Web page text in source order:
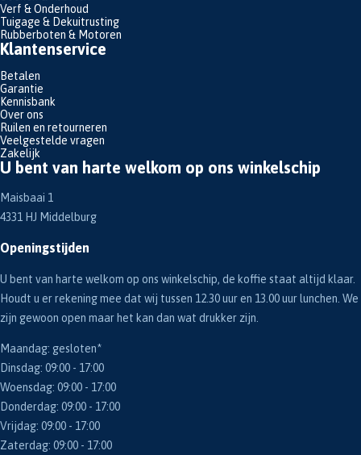
Verf & Onderhoud
Tuigage & Dekuitrusting
Rubberboten & Motoren
Klantenservice
Betalen
Garantie
Kennisbank
Over ons
Ruilen en retourneren
Veelgestelde vragen
Zakelijk
U bent van harte welkom op ons winkelschip
Maisbaai 1
4331 HJ Middelburg
Openingstijden
U bent van harte welkom op ons winkelschip, de koffie staat altijd klaar.
Houdt u er rekening mee dat wij tussen 12.30 uur en 13.00 uur lunchen. We
zijn gewoon open maar het kan dan wat drukker zijn.
Maandag: gesloten*
Dinsdag: 09:00 - 17:00
Woensdag: 09:00 - 17:00
Donderdag: 09:00 - 17:00
Vrijdag: 09:00 - 17:00
Zaterdag: 09:00 - 17:00